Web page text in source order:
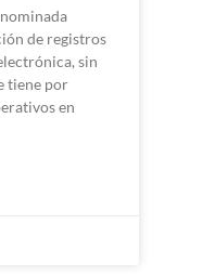
de registros
sin
tiene por
en